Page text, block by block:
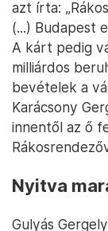
azt írta:
(...) Budapest
A kárt pedig
milliárdos
bevételek a
Karácsony
innentől az ő
Nyitva
Gulyás